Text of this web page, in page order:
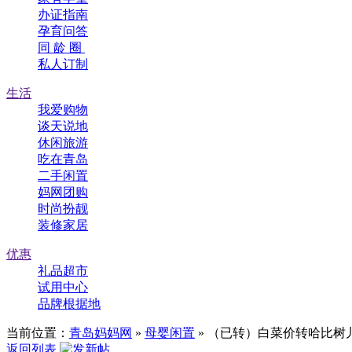
办证指南
孕育问答
同 龄 圈
私人订制
生活
我爱购物
谈天说地
休闲旅游
吃在青岛
二手闲置
妈网团购
时尚扮靓
装修家居
优惠
礼品超市
试用中心
品牌根据地
当前位置： 青岛妈妈网 » 母婴闲置 » （已转）白菜价转哈比树
返回列表